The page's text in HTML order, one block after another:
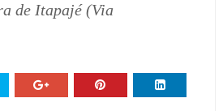
de Itapajé (Via